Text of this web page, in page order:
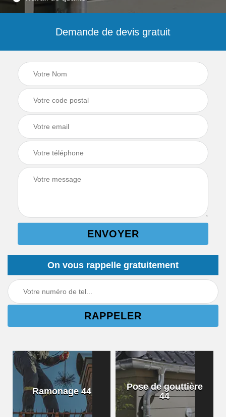
Demande de devis gratuit
On vous rappelle gratuitement
Ramonage 44
Pose de gouttière
44